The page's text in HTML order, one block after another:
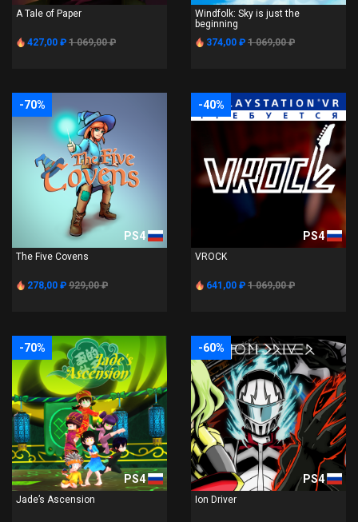
A Tale of Paper
427,00 ₽ 1 069,00 ₽
Windfolk: Sky is just the
beginning
374,00 ₽ 1 069,00 ₽
-70%
PS4
The Five Covens
278,00 ₽ 929,00 ₽
-40%
PS4
VROCK
641,00 ₽ 1 069,00 ₽
-70%
PS4
Jade’s Ascension
-60%
PS4
Ion Driver